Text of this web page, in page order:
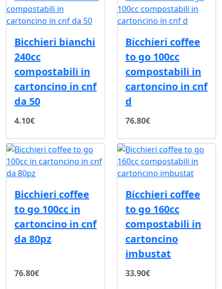
Bicchieri bianchi
240cc
compostabili in
cartoncino in cnf
da 50
4.10€
Bicchieri coffee
to go 100cc
compostabili in
cartoncino in cnf
d
76.80€
Bicchieri coffee
to go 100cc in
cartoncino in cnf
da 80pz
76.80€
Bicchieri coffee
to go 160cc
compostabili in
cartoncino
imbustat
33.90€